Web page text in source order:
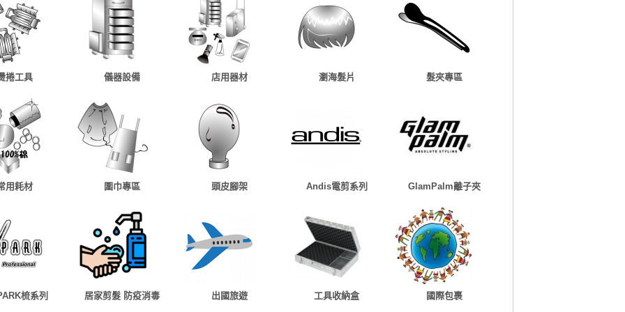
捲工具 儀器設備 店用器材 瀏海髮片 髮夾專區
用耗材 圍巾專區 頭皮腳架 Andis電剪系列 GlamPalm離子夾
梳系列 居家剪髮 防疫消毒 出國旅遊 工具收納盒 國際包裹